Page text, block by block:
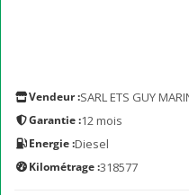
Vendeur :SARL ETS GUY
Garantie :12 mois
Energie :Diesel
Kilométrage :318577